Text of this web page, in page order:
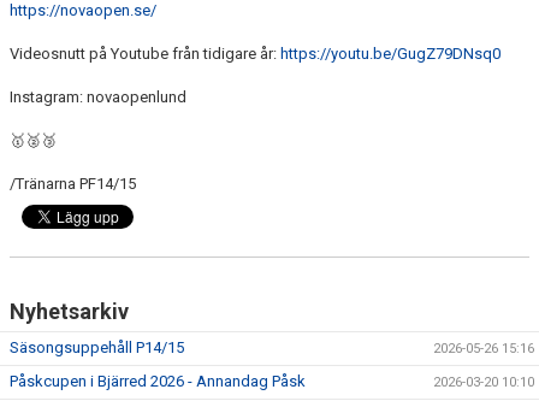
https://novaopen.se/
Videosnutt på Youtube från tidigare år: https://youtu.be/GugZ79DNsq0
Instagram: novaopenlund
🥇🥈🥉
/Tränarna PF14/15
Nyhetsarkiv
Säsongsuppehåll P14/15 2026-05-26 15:16
Påskcupen i Bjärred 2026 - Annandag Påsk 2026-03-20 10:10